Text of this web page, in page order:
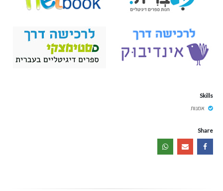
Skills
אמנות
Share